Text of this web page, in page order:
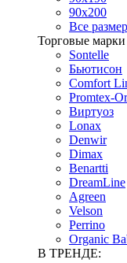
90х200
Все
Торговые марки
Sontelle
Бьютисон
Comfort
Promtex-
Виртуоз
Lonax
Denwir
Dimax
Benartti
DreamLine
Agreen
Velson
Perrino
Organic
В ТРЕНДЕ: